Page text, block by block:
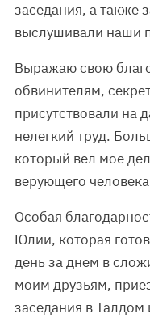
заседания, а также
выслушивали наши
Выражаю свою
обвинителям,
присутствовали на
нелегкий труд.
который вел мое
верующего
Особая
Юлии, которая
день за днем в
моим друзьям,
заседания в Талдом